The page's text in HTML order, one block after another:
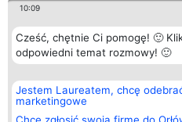
10:09
Cześć, chętnie Ci pomogę! 🙂
odpowiedni temat rozmowy! 🙂
Jestem Laureatem, chcę
marketingowe
Organizator plebiscytu
Bright Side Solutions sp. z o.
o. sp. k.
ul. Ruska 22
Laureaci